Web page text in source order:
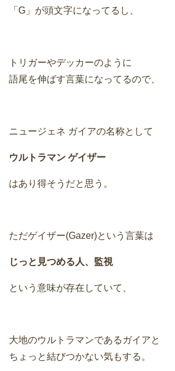
「G」が頭文字になってるし、
トリガーやデッカーのように
語尾を伸ばす言葉になってるので、
ニュージェネ ガイアの名称として
ウルトラマン ゲイザー
はあり得そうだと思う。
ただゲイザー(Gazer)という言葉は
じっと見つめる人、監視
という意味が存在していて、
大地のウルトラマンであるガイアと
ちょっと結びつかない気もする。